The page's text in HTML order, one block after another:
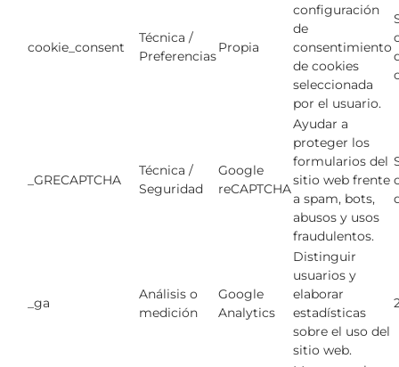
cookie_consent
Técnica /
Preferencias
Propia
configuración
de
consentimiento
de cookies
seleccionada
por el usuario.
_GRECAPTCHA
Técnica /
Seguridad
Google
reCAPTCHA
Ayudar a
proteger los
formularios del
sitio web frente
a spam, bots,
abusos y usos
fraudulentos.
_ga
Análisis o
medición
Google
Analytics
Distinguir
usuarios y
elaborar
estadísticas
sobre el uso del
sitio web.